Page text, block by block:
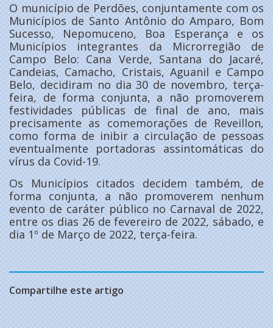
O município de Perdões, conjuntamente com os
Municípios de Santo Antônio do Amparo, Bom
Sucesso, Nepomuceno, Boa Esperança e os
Municípios integrantes da Microrregião de
Campo Belo: Cana Verde, Santana do Jacaré,
Candeias, Camacho, Cristais, Aguanil e Campo
Belo, decidiram no dia 30 de novembro, terça-
feira, de forma conjunta, a não promoverem
festividades públicas de final de ano, mais
precisamente as comemorações de Reveillon,
como forma de inibir a circulação de pessoas
eventualmente portadoras assintomáticas do
vírus da Covid-19.
Os Municípios citados decidem também, de
forma conjunta, a não promoverem nenhum
evento de caráter público no Carnaval de 2022,
entre os dias 26 de fevereiro de 2022, sábado, e
dia 1º de Março de 2022, terça-feira.
Compartilhe este artigo